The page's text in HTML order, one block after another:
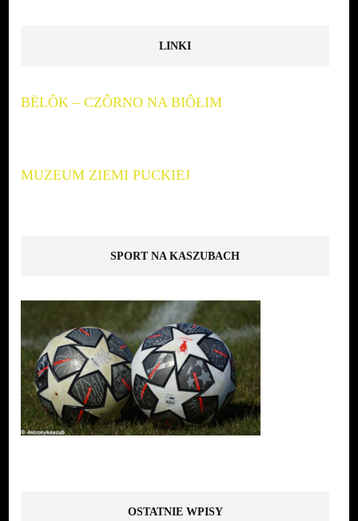
LINKI
BËLÔK – CZÔRNO NA BIÔŁIM
MUZEUM ZIEMI PUCKIEJ
SPORT NA KASZUBACH
OSTATNIE WPISY